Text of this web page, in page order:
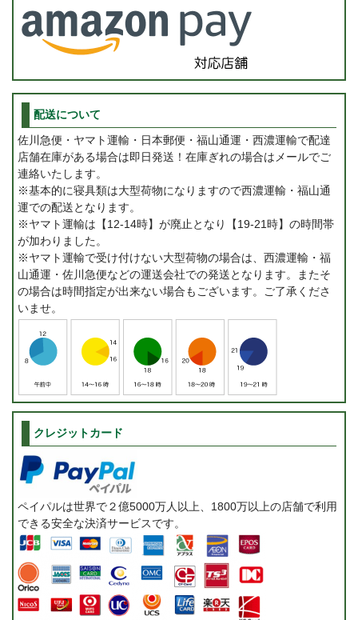
配送について
佐川急便・ヤマト運輸・日本郵便・福山通運・西濃運輸で配達
店舗在庫がある場合は即日発送！在庫ぎれの場合はメールでご
連絡いたします。
※基本的に寝具類は大型荷物になりますので西濃運輸・福山通
運での配送となります。
※ヤマト運輸は【12-14時】が廃止となり【19-21時】の時間帯
が加わりました。
※ヤマト運輸で受け付けない大型荷物の場合は、西濃運輸・福
山通運・佐川急便などの運送会社での発送となります。またそ
の場合は時間指定が出来ない場合もございます。ご了承くださ
いませ。
クレジットカード
ペイパルは世界で２億5000万人以上、1800万以上の店舗で利用
できる安全な決済サービスです。